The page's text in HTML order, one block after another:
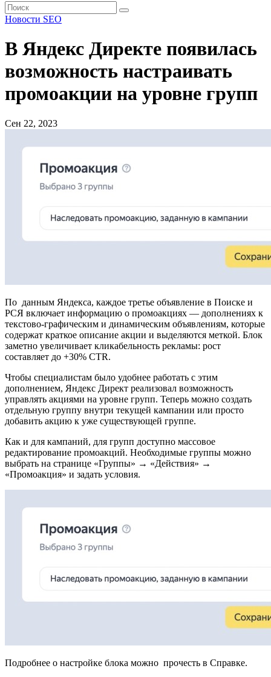
Новости SEO
В Яндекс Директе появилась
возможность настраивать
промоакции на уровне групп
Сен 22, 2023
По данным Яндекса, каждое третье объявление в Поиске и
РСЯ включает информацию о промоакциях — дополнениях к
текстово-графическим и динамическим объявлениям, которые
содержат краткое описание акции и выделяются меткой. Блок
заметно увеличивает кликабельность рекламы: рост
составляет до +30% CTR.
Чтобы специалистам было удобнее работать с этим
дополнением, Яндекс Директ реализовал возможность
управлять акциями на уровне групп. Теперь можно создать
отдельную группу внутри текущей кампании или просто
добавить акцию к уже существующей группе.
Как и для кампаний, для групп доступно массовое
редактирование промоакций. Необходимые группы можно
выбрать на странице «Группы» → «Действия» →
«Промоакция» и задать условия.
Подробнее о настройке блока можно прочесть в Справке.